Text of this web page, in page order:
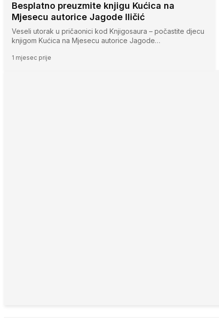
Besplatno preuzmite knjigu Kućica na
Mjesecu autorice Jagode Iličić
Veseli utorak u pričaonici kod Knjigosaura – počastite djecu
knjigom Kućica na Mjesecu autorice Jagode…
1 mjesec prije